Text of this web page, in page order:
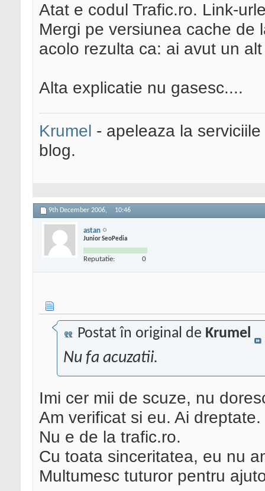
<a href="http://
rid=arieseniinfo"
<img border="0"
bin/
<!--/End
Atat e codul Trafic.ro. Link-
Mergi pe versiunea cache de
acolo rezulta ca: ai avut un
Alta explicatie nu gasesc....
Krumel - apeleaza la
blog.
9th December 2006, 10:46
astan
Junior SeoPedia
Reputatie: 0
Postat în original de Krumel
Nu fa acuzatii.
Imi cer mii de scuze, nu
Am verificat si eu. Ai dreptate.
Nu e de la trafic.ro.
Cu toata sinceritatea, eu nu
Multumesc tuturor pentru